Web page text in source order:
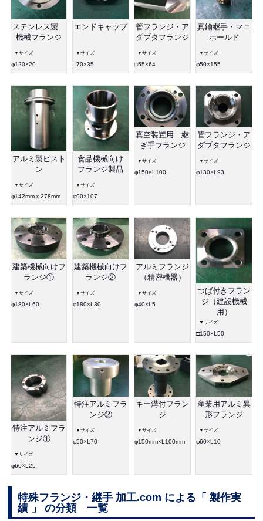
ステンレス製
機械フランジ
▼サイズ
φ120×20
エンドキャップ
▼サイズ
□70×35
管フランジ・ア
ダプタフランジ
▼サイズ
□55×64
真鍮継手・マニ
ホールド
▼サイズ
φ50×155
アルミ製ピスト
ン
▼サイズ
φ142mmｘ278mm
食品機械向け
フランジ製品
▼サイズ
φ90×107
真空装置用 継
ぎ手フランジ
▼サイズ
φ150×L100
管フランジ・ア
ダプタフランジ
▼サイズ
φ130×L93
建築機械向けフ
ランジ①
▼サイズ
φ180×L60
建築機械向けフ
ランジ②
▼サイズ
φ180×L30
アルミフランジ
（精密機器）
▼サイズ
φ40×L5
つば付きフラン
ジ（建設機械
用）
▼サイズ
□150×L50
特注アルミフラ
ンジ①
▼サイズ
φ60×L25
特注アルミフラ
ンジ②
▼サイズ
φ50×L70
キー溝付フラン
ジ
▼サイズ
φ150mm×L100mm
産業用アルミ異
形フランジ
▼サイズ
φ60×L10
特殊フランジ・継手 加工.com による「 製作実
績 」 の分類 一覧